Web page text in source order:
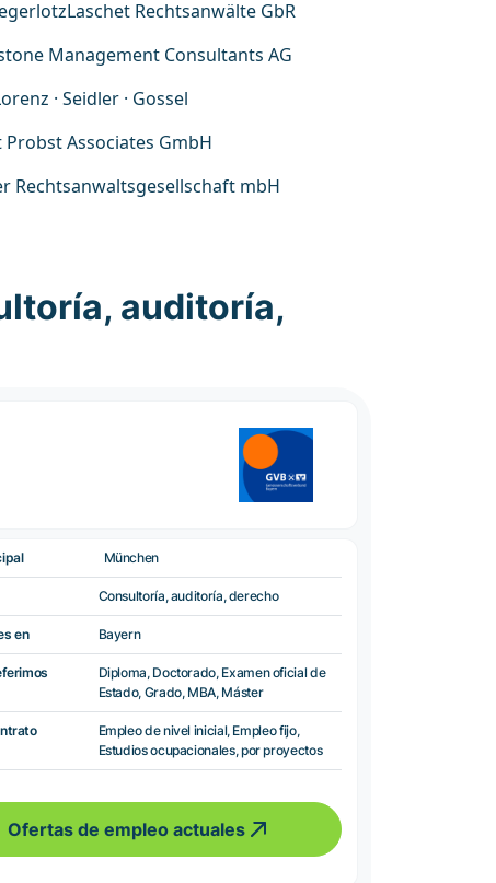
Rechtsanwälte GbR
Management Consultants AG
· Seidler · Gossel
Probst Associates GmbH
Rechtsanwaltsgesellschaft mbH
auditoría,
München
Consultoría, auditoría, derecho
en Bayern
Diploma, Doctorado, Examen oficial de
Estado, Grado, MBA, Máster
Empleo de nivel inicial, Empleo fijo,
Estudios ocupacionales, por proyectos
Ofertas de empleo actuales